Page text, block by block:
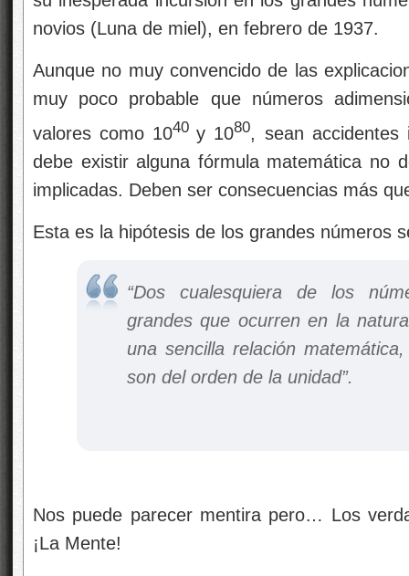
novios (Luna de miel), en febrero de 1937.
Aunque no muy convencido de las
muy poco probable que números
valores como 1040y 1080, sean accidentes
debe existir alguna fórmula matemática no
implicadas. Deben ser consecuencias más
Esta es la hipótesis de los grandes números
“Dos cualesquiera de los
grandes que ocurren en la
una sencilla relación
son del orden de la unidad”.
Nos puede parecer mentira pero… Los
¡La Mente!